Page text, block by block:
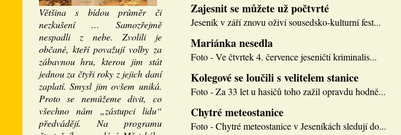
Většina s bídou průměr či
nezkušení … Samozřejmě
nespadli z nebe. Zvolili je
občané, kteří považují volby za
zábavnou hru, kterou jim stát
jednou za čtyři roky z jejich daní
zaplatí. Smysl jim ovšem uniká.
Proto se nemůžeme divit, co
všechno nám „zástupci lidu“
předvádějí. Na programu
Zajesnit se můžete už počtvrté
Jeseník v září znovu oživí sousedsko-kulturní fest...
Mariánka nesedla
Foto - Ve čtvrtek 4. července jeseničtí kriminalis...
Kolegové se loučili s velitelem stanice
Foto - Za 33 let u hasičů toho zažil opravdu hodně...
Chytré meteostanice
Foto - Chytré meteostanice v Jeseníkách sledují do...